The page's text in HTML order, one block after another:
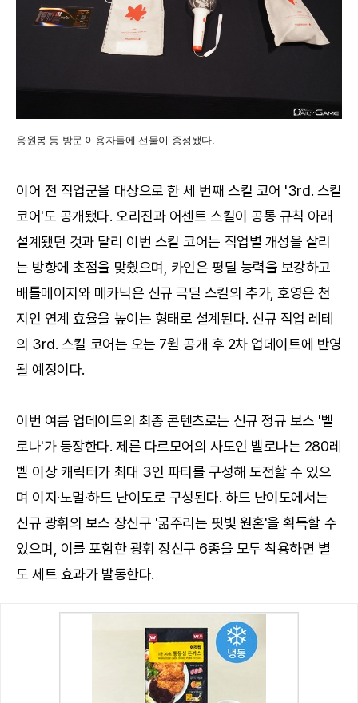
응원봉 등 방문 이용자들에 선물이 증정됐다.
이어 전 직업군을 대상으로 한 세 번째 스킬 코어 '3rd. 스킬
코어'도 공개됐다. 오리진과 어센트 스킬이 공통 규칙 아래
설계됐던 것과 달리 이번 스킬 코어는 직업별 개성을 살리
는 방향에 초점을 맞췄으며, 카인은 평딜 능력을 보강하고
배틀메이지와 메카닉은 신규 극딜 스킬의 추가, 호영은 천
지인 연계 효율을 높이는 형태로 설계된다. 신규 직업 레테
의 3rd. 스킬 코어는 오는 7월 공개 후 2차 업데이트에 반영
될 예정이다.
이번 여름 업데이트의 최종 콘텐츠로는 신규 정규 보스 '벨
로나'가 등장한다. 제른 다르모어의 사도인 벨로나는 280레
벨 이상 캐릭터가 최대 3인 파티를 구성해 도전할 수 있으
며 이지·노멀·하드 난이도로 구성된다. 하드 난이도에서는
신규 광휘의 보스 장신구 '굶주리는 핏빛 원혼'을 획득할 수
있으며, 이를 포함한 광휘 장신구 6종을 모두 착용하면 별
도 세트 효과가 발동한다.